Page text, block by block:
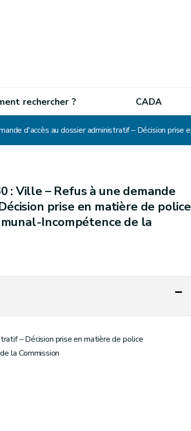
rechercher ? CADA
: Ville – Refus à une demande
prise en matière de police
Incompétence de la
– Décision prise en matière de police
la Commission